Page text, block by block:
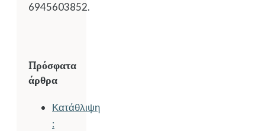
6945603852.
Πρόσφατα
άρθρα
Κατάθλιψη
: